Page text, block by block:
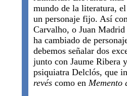
mundo de la literatura,
un personaje fijo. Así
Carvalho, o Juan
ha cambiado de
debemos señalar dos
junto con Jaume Ribera
psiquiatra Delclós, que
revés como en Memento